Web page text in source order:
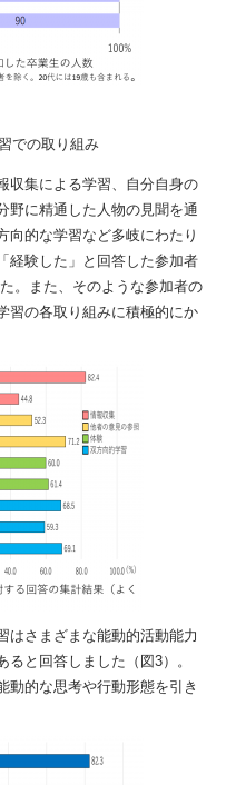
での取り組み
収集による学習、自分自身の
野に精通した人物の見聞を通
向的な学習など多岐にわたり
経験した」と回答した参加者
。また、そのような参加者の
習の各取り組みに積極的にか
はさまざまな能動的活動能力
と回答しました（図3）。
動的な思考や行動形態を引き